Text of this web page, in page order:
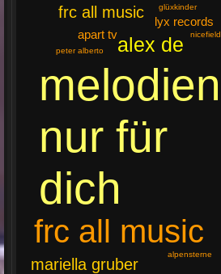
melodien
nur für
dich
frc all music
alex de
frc all music
mariella gruber
apart tv
lyx records
glüxkinder
peter alberto
alpensterne
nicefield